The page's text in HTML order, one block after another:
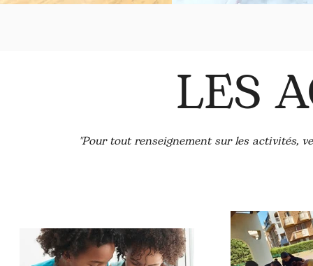
LES
"Pour tout renseignement sur les activités,